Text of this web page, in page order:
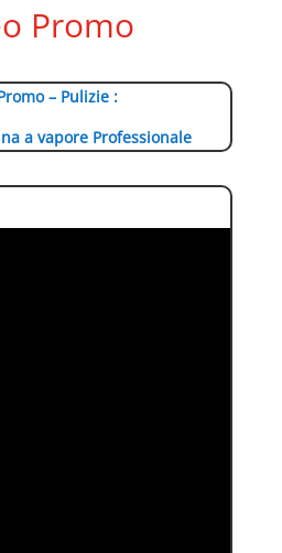
Promo
– Pulizie :
a vapore Professionale